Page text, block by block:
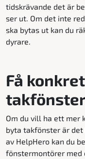
tidskrävande det är
ser ut. Om det inte
ska bytas ut kan du
dyrare.
Få
Om du vill ha ett mer
byta takfönster är
av HelpHero kan du
fönstermontörer med